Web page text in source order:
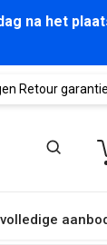
na het
Retour